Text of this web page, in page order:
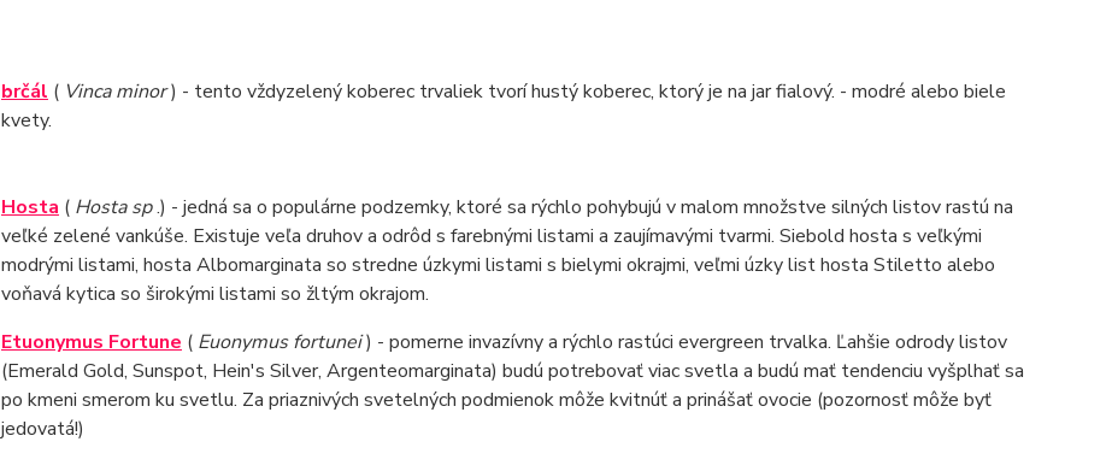
brčál (Vinca minor) - tento vždyzelený koberec trvaliek tvorí hustý koberec, ktorý je na jar fialový. - modré alebo biele
kvety.
Hosta (Hosta sp.) - jedná sa o populárne podzemky, ktoré sa rýchlo pohybujú v malom množstve silných listov rastú na
veľké zelené vankúše. Existuje veľa druhov a odrôd s farebnými listami a zaujímavými tvarmi. Siebold hosta s veľkými
modrými listami, hosta Albomarginata so stredne úzkymi listami s bielymi okrajmi, veľmi úzky list hosta Stiletto alebo
voňavá kytica so širokými listami so žltým okrajom.
Etuonymus Fortune (Euonymus fortunei) - pomerne invazívny a rýchlo rastúci evergreen trvalka. Ľahšie odrody listov
(Emerald Gold, Sunspot, Hein's Silver, Argenteomarginata) budú potrebovať viac svetla a budú mať tendenciu vyšplhať sa
po kmeni smerom ku svetlu. Za priaznivých svetelných podmienok môže kvitnúť a prinášať ovocie (pozornosť môže byť
jedovatá!)